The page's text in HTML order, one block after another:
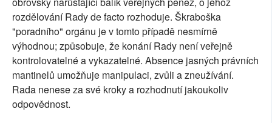
rozdělování Rady de facto rozhoduje. Škraboška
"poradního" orgánu je v tomto případě nesmírně
výhodnou; způsobuje, že konání Rady není veřejně
kontrolovatelné a vykazatelné. Absence jasných právních
mantinelů umožňuje manipulaci, zvůli a zneužívání.
Rada nenese za své kroky a rozhodnutí jakoukoliv
odpovědnost.